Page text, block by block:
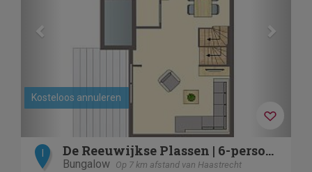
Kosteloos annuleren
De Reeuwijkse Plassen | 6-persoons waterwoning - Vogelenzang
Bungalow Op 7 km afstand van Haastrecht